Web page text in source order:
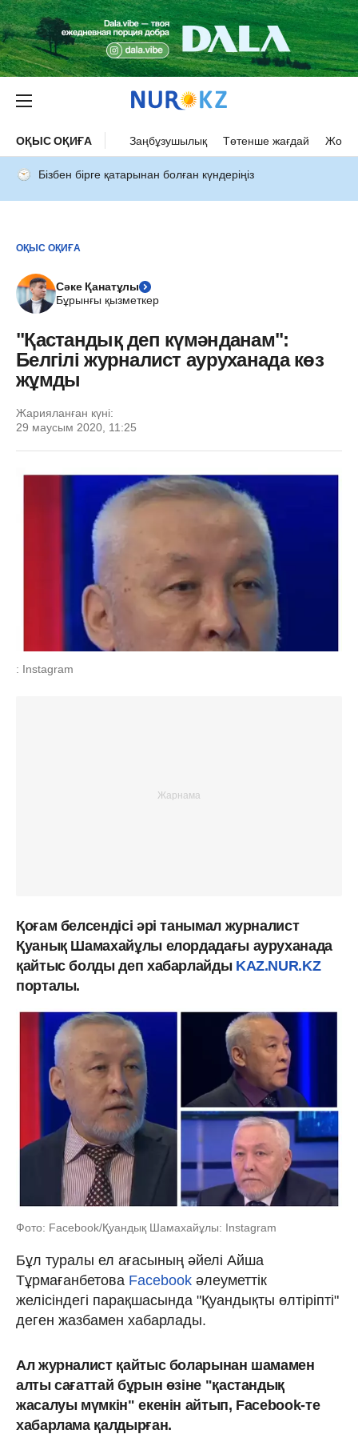
ОҚЫС ОҚИҒА Заңбұзушылық Төтенше жағдай Жол
Бізбен бірге қатарынан болған күндеріңіз
ОҚЫС ОҚИҒА
Сәке Қанатұлы
Бұрынғы қызметкер
"Қастандық деп күмәнданам":
Белгілі журналист ауруханада көз
жұмды
Жарияланған күні:
29 маусым 2020, 11:25
: Instagram
Қоғам белсендісі әрі танымал журналист
Қуанық Шамахайұлы елордадағы ауруханада
қайтыс болды деп хабарлайды KAZ.NUR.KZ
порталы.
Фото: Facebook/Қуандық Шамахайұлы: Instagram
Бұл туралы ел ағасының әйелі Айша
Тұрмағанбетова Facebook әлеуметтік
желісіндегі парақшасында "Қуандықты өлтіріпті"
деген жазбамен хабарлады.
Ал журналист қайтыс боларынан шамамен
алты сағаттай бұрын өзіне "қастандық
жасалуы мүмкін" екенін айтып, Facebook-те
хабарлама қалдырған.